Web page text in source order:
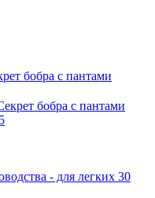
бобра с пантами